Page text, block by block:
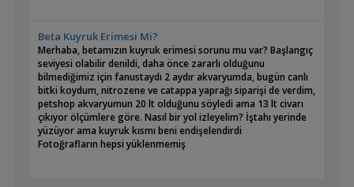
Beta Kuyruk Erimesi Mi?
Merhaba, betamızın kuyruk erimesi sorunu mu var? Başlangıç
seviyesi olabilir denildi, daha önce zararlı olduğunu
bilmediğimiz için fanustaydı 2 aydır akvaryumda, bugün canlı
bitki koydum, nitrozene ve catappa yaprağı siparişi de verdim,
petshop akvaryumun 20 lt olduğunu söyledi ama 13 lt civarı
çıkıyor ölçümlere göre. Nasıl bir yol izleyelim? İştahı yerinde
yüzüyor ama kuyruk kısmı beni endişelendirdi
Fotoğrafların hepsi yüklenmemiş